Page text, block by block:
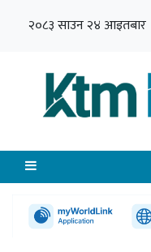
२०८३ साउन २४ आइतबार